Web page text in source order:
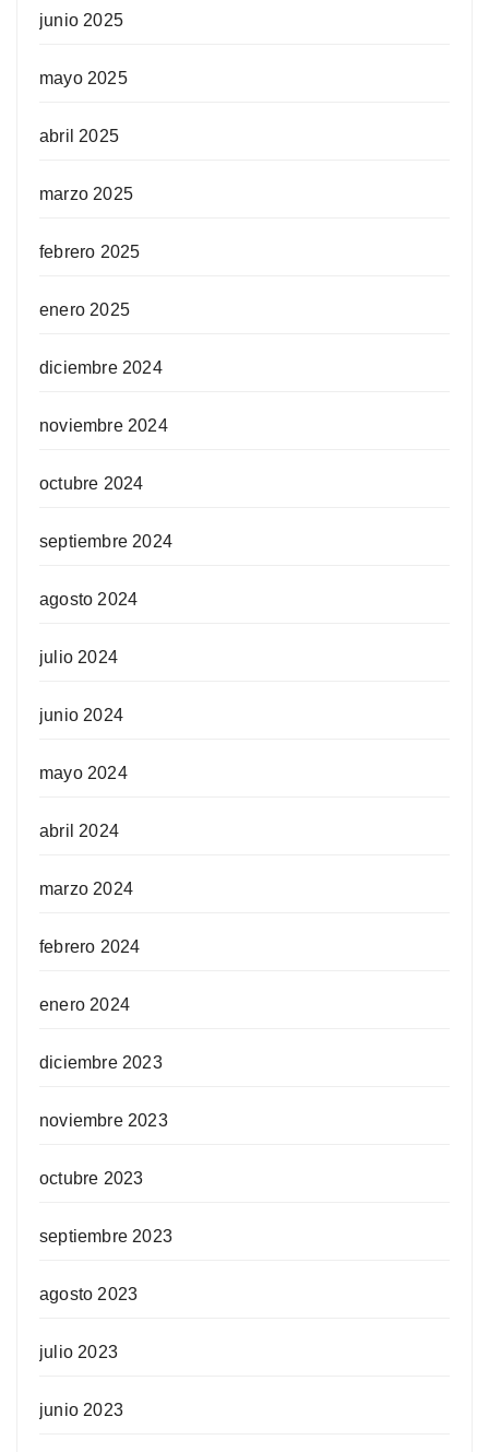
junio 2025
mayo 2025
abril 2025
marzo 2025
febrero 2025
enero 2025
diciembre 2024
noviembre 2024
octubre 2024
septiembre 2024
agosto 2024
julio 2024
junio 2024
mayo 2024
abril 2024
marzo 2024
febrero 2024
enero 2024
diciembre 2023
noviembre 2023
octubre 2023
septiembre 2023
agosto 2023
julio 2023
junio 2023